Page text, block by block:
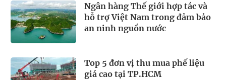
Ngân hàng Thế giới hợp tác và
hỗ trợ Việt Nam trong đảm bảo
an ninh nguồn nước
Top 5 đơn vị thu mua phế liệu
giá cao tại TP.HCM